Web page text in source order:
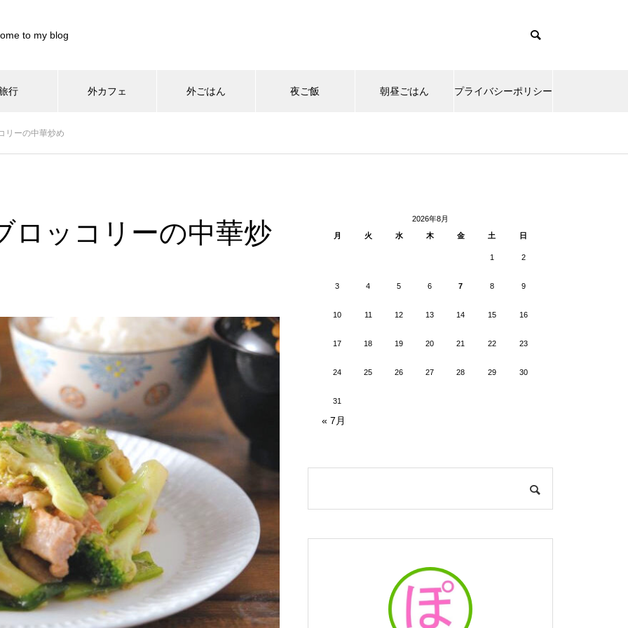
to my blog
行 外カフェ 外ごはん 夜ご飯 朝昼ごはん プライバシーポリシー
/home/xs899844/pocharinikki.com/public_html/wp-content/themes/muum_tcd085/functions/menu.php
リーの中華炒め
ッコリーの中華炒
2026年8月
月
火 水 木 金 土 日
1 2
3 4 5 6 7 8 9
10 11 12 13 14 15 16
17 18 19 20 21 22 23
24 25 26 27 28 29 30
31
« 7月